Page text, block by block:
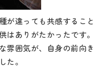
が違っても共感すること
はありがたかったです。
雰囲気が、自身の前向き
た。